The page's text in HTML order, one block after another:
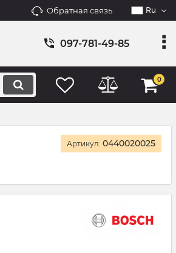
Обратная связь Ru
097-781-49-85
0
Артикул: 0440020025